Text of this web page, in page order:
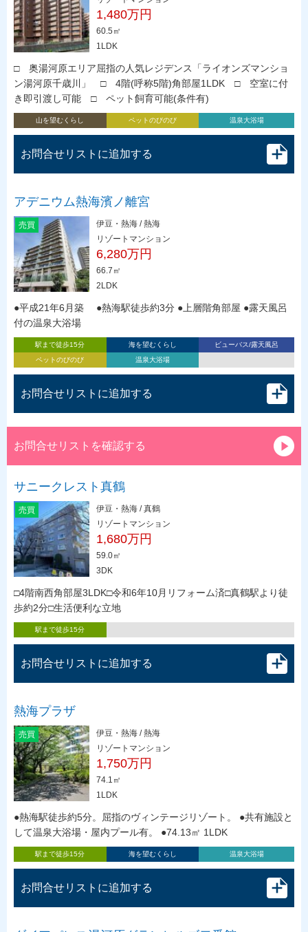
1,480万円
60.5㎡
1LDK
□ 奥湯河原エリア屈指の人気レジデンス「ライオンズマンショ
ン湯河原千歳川」 □ 4階(呼称5階)角部屋1LDK □ 空室に付
き即引渡し可能 □ ペット飼育可能(条件有)
山を望むくらし ペットのびのび 温泉大浴場
お問合せリストに追加する
アデニウム熱海濱ノ離宮
売買
伊豆・熱海 / 熱海
リゾートマンション
6,280万円
66.7㎡
2LDK
●平成21年6月築 ●熱海駅徒歩約3分 ●上層階角部屋 ●露天風呂
付の温泉大浴場
駅まで徒歩15分 海を望むくらし
ビューバス/露天風呂
ペットのびのび
温泉大浴場
お問合せリストに追加する
お問合せリストを確認する
サニークレスト真鶴
売買
伊豆・熱海 / 真鶴
リゾートマンション
1,680万円
59.0㎡
3DK
□4階南西角部屋3LDK□令和6年10月リフォーム済□真鶴駅より徒
歩約2分□生活便利な立地
駅まで徒歩15分
お問合せリストに追加する
熱海プラザ
売買
伊豆・熱海 / 熱海
リゾートマンション
1,750万円
74.1㎡
1LDK
●熱海駅徒歩約5分。屈指のヴィンテージリゾート。 ●共有施設と
して温泉大浴場・屋内プール有。 ●74.13㎡ 1LDK
駅まで徒歩15分 海を望むくらし 温泉大浴場
お問合せリストに追加する